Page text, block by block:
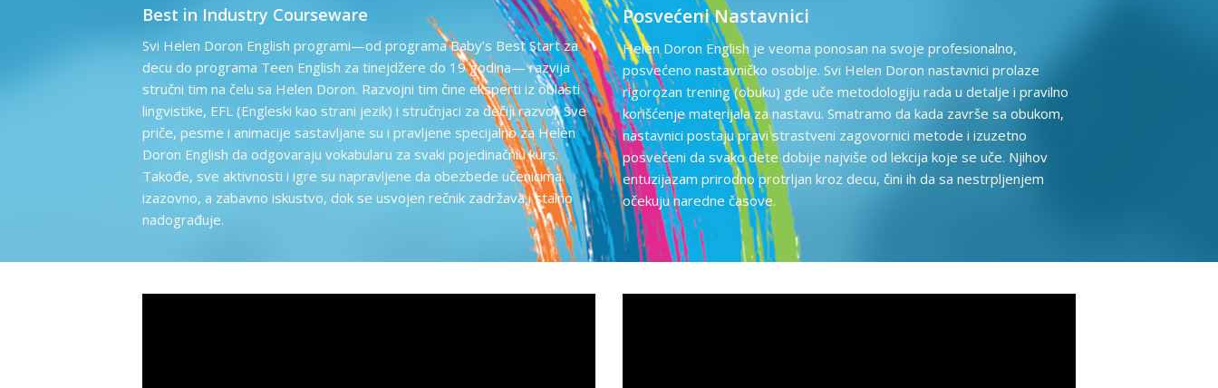
Best in Industry Courseware
Svi Helen Doron English programi—od programa Baby’s Best Start za
decu do programa Teen English za tinejdžere do 19 godina— razvija
stručni tim na čelu sa Helen Doron. Razvojni tim čine eksperti iz oblasti
lingvistike, EFL (Engleski kao strani jezik) i stručnjaci za dečiji razvoj. Sve
priče, pesme i animacije sastavljane su i pravljene specijalno za Helen
Doron English da odgovaraju vokabularu za svaki pojedinačniu kurs.
Takođe, sve aktivnosti i igre su napravljene da obezbede učenicima
izazovno, a zabavno iskustvo, dok se usvojen rečnik zadržava i stalno
nadograđuje.
Posvećeni Nastavnici
Helen Doron English je veoma ponosan na svoje profesionalno,
posvećeno nastavničko osoblje. Svi Helen Doron nastavnici prolaze
rigorozan trening (obuku) gde uče metodologiju rada u detalje i pravilno
korišćenje materijala za nastavu. Smatramo da kada završe sa obukom,
nastavnici postaju pravi strastveni zagovornici metode i izuzetno
posvećeni da svako dete dobije najviše od lekcija koje se uče. Njihov
entuzijazam prirodno protrljan kroz decu, čini ih da sa nestrpljenjem
očekuju naredne časove.